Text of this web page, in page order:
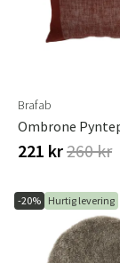
Brafab
221 kr260 kr
-20% Hurtig levering